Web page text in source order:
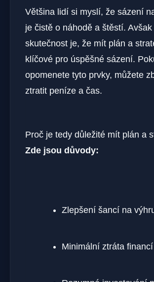
Většina lidí si myslí, že sázení
je čistě o náhodě a štěstí. Avšak
skutečnost je, že mít plán a
klíčové pro úspěšné sázení.
opomenete tyto prvky, můžete
ztratit peníze a čas.
Proč je tedy důležité mít plán a
Zde jsou důvody:
Zlepšení šancí na
Minimální ztráta financí